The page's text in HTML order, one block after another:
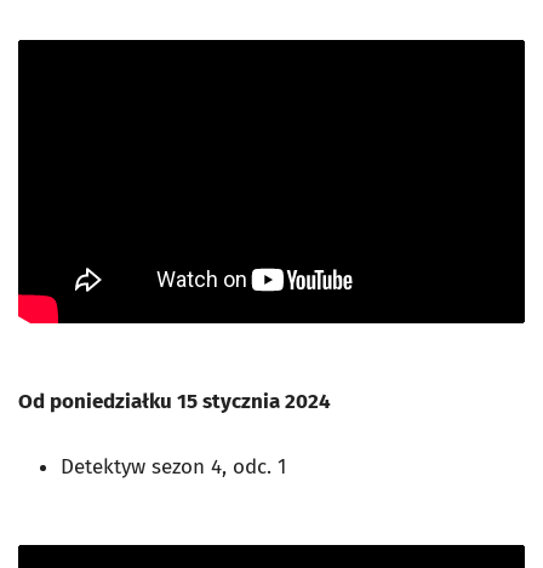
Od poniedziałku 15 stycznia 2024
Detektyw sezon 4, odc. 1